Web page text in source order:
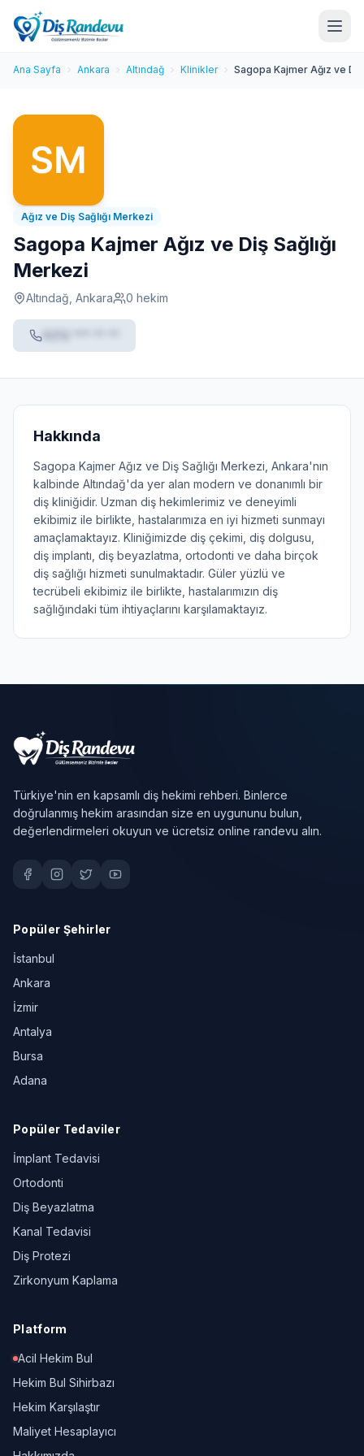
Ana Sayfa Ankara Altındağ Klinikler Sagopa Kajmer Ağız ve
Ağız ve Diş Sağlığı Merkezi
Sagopa Kajmer Ağız ve Diş Sağlığı
Merkezi
Altındağ, Ankara 0 hekim
Hakkında
Sagopa Kajmer Ağız ve Diş Sağlığı Merkezi, Ankara'nın
kalbinde Altındağ'da yer alan modern ve donanımlı bir
diş kliniğidir. Uzman diş hekimlerimiz ve deneyimli
ekibimiz ile birlikte, hastalarımıza en iyi hizmeti sunmayı
amaçlamaktayız. Kliniğimizde diş çekimi, diş dolgusu,
diş implantı, diş beyazlatma, ortodonti ve daha birçok
diş sağlığı hizmeti sunulmaktadır. Güler yüzlü ve
tecrübeli ekibimiz ile birlikte, hastalarımızın diş
sağlığındaki tüm ihtiyaçlarını karşılamaktayız.
Türkiye'nin en kapsamlı diş hekimi rehberi. Binlerce
doğrulanmış hekim arasından size en uygununu bulun,
değerlendirmeleri okuyun ve ücretsiz online randevu alın.
Popüler Şehirler
İstanbul
Ankara
İzmir
Antalya
Bursa
Adana
Popüler Tedaviler
İmplant Tedavisi
Ortodonti
Diş Beyazlatma
Kanal Tedavisi
Diş Protezi
Zirkonyum Kaplama
Platform
Acil Hekim Bul
Hekim Bul Sihirbazı
Hekim Karşılaştır
Maliyet Hesaplayıcı